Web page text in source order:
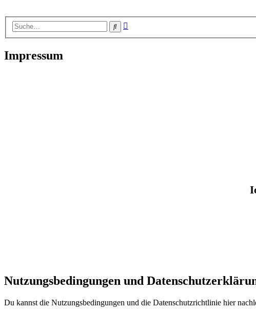
Suche
Impressum
Nutzungsbedingungen und
Du kannst die Nutzungsbedingungen und die Datenschutzrichtlinie hier